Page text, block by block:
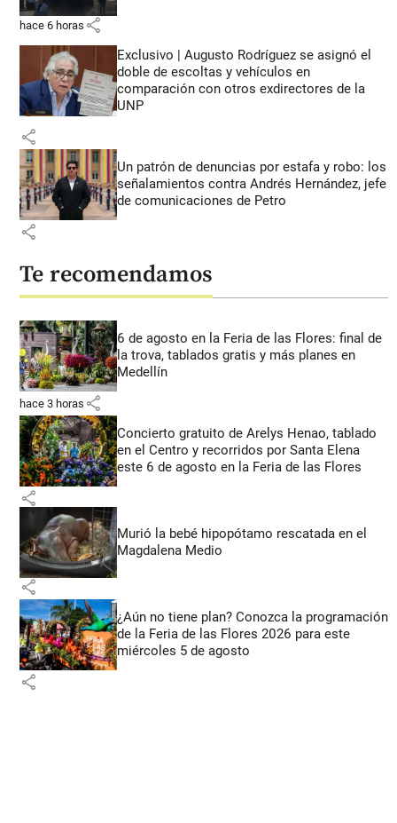
hace 6 horas share
Exclusivo | Augusto Rodríguez se asignó el
doble de escoltas y vehículos en
comparación con otros exdirectores de la
UNP
share
Un patrón de denuncias por estafa y robo: los
señalamientos contra Andrés Hernández, jefe
de comunicaciones de Petro
share
Te recomendamos
6 de agosto en la Feria de las Flores: final de
la trova, tablados gratis y más planes en
Medellín
hace 3 horas share
Concierto gratuito de Arelys Henao, tablado
en el Centro y recorridos por Santa Elena
este 6 de agosto en la Feria de las Flores
share
Murió la bebé hipopótamo rescatada en el
Magdalena Medio
share
¿Aún no tiene plan? Conozca la programación
de la Feria de las Flores 2026 para este
miércoles 5 de agosto
share